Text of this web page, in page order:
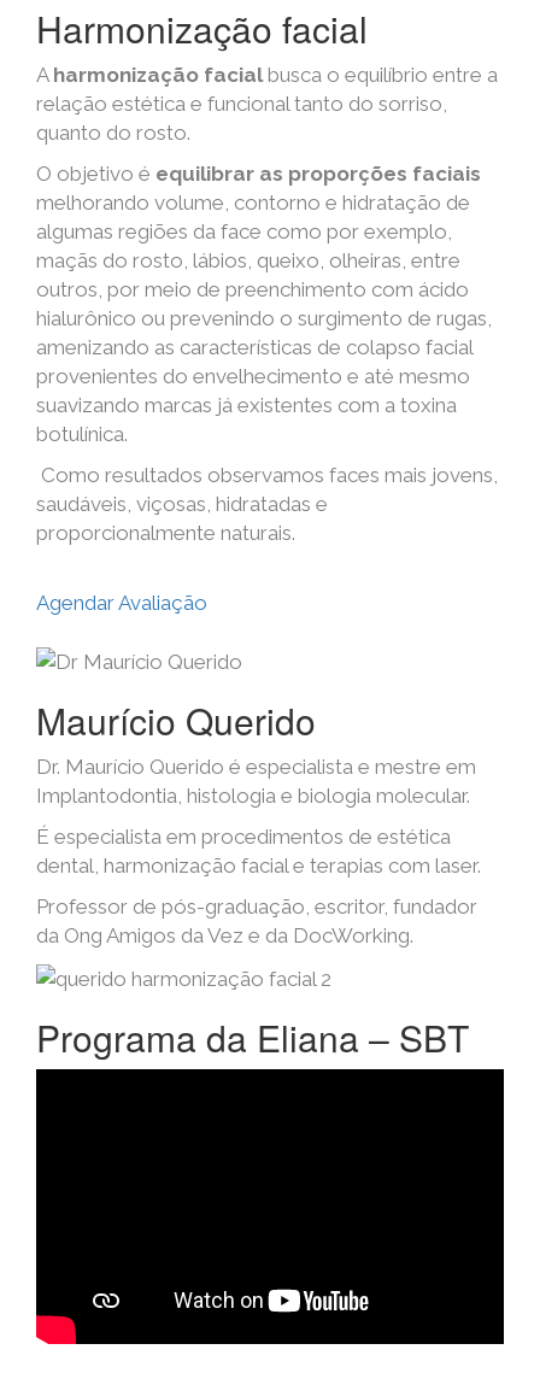
Harmonização facial
A harmonização facialbusca o equilíbrio entre a
relação estética e funcional tanto do sorriso,
quanto do rosto.
O objetivo é equilibrar as proporções faciais
melhorando volume, contorno e hidratação de
algumas regiões da face como por exemplo,
maçãs do rosto, lábios, queixo, olheiras, entre
outros, por meio de preenchimento com ácido
hialurônico ou prevenindo o surgimento de rugas,
amenizando as características de colapso facial
provenientes do envelhecimento e até mesmo
suavizando marcas já existentes com a toxina
botulínica.
Como resultados observamos faces mais jovens,
saudáveis, viçosas, hidratadas e
proporcionalmente naturais.
Agendar Avaliação
Maurício Querido
Dr. Maurício Querido é especialista e mestre em
Implantodontia, histologia e biologia molecular.
É especialista em procedimentos de estética
dental, harmonização facial e terapias com laser.
Professor de pós-graduação, escritor, fundador
da Ong Amigos da Vez e da DocWorking.
Programa da Eliana – SBT